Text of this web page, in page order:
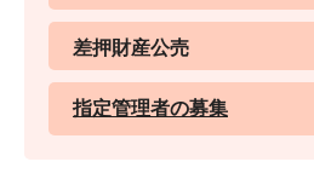
差押財産公売
指定管理者の募集